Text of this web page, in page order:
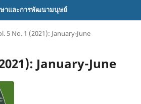
ษาและการพัฒนามนุษย์
5 No. 1 (2021): January-June
January-June